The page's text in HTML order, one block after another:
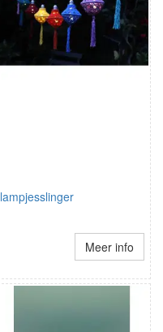
lampjesslinger
Meer info